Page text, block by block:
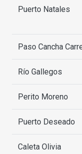
Puerto Natales
Paso Cancha
Río Gallegos
Perito Moreno
Puerto Deseado
Caleta Olivia